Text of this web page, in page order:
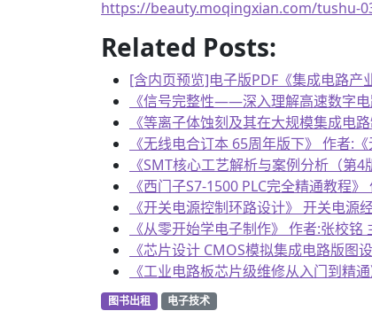
https://beauty.moqingxian.com/tushu-
Related Posts:
[含内页预览]电子版PDF《集成电路产
《信号完整性——深入理解高速数字
《等离子体蚀刻及其在大规模集成电
《无线电合订本 65周年版下》 作者:
《SMT核心工艺解析与案例分析（
《西门子S7-1500 PLC完全精通教程
《开关电源控制环路设计》 开关电
《从零开始学电子制作》 作者:张校
《芯片设计 CMOS模拟集成电路版
《工业电路板芯片级维修从入门到精
图书出租 电子技术